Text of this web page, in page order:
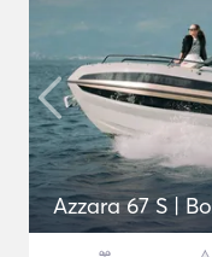
Azzara 67 S |